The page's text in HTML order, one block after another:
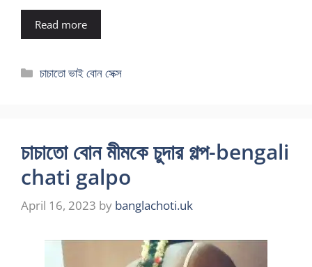
Read more
Categories
চাচাতো ভাই বোন সেক্স
চাচাতো বোন মীমকে চুদার গল্প-bengali
chati galpo
April 16, 2023 by banglachoti.uk